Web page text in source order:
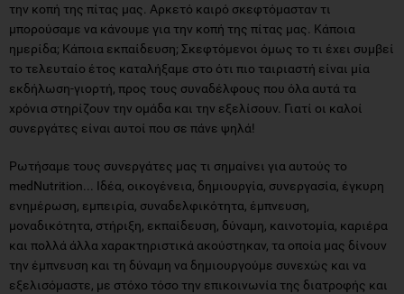
την κοπή της πίτας μας. Αρκετό καιρό σκεφτόμασταν τι
μπορούσαμε να κάνουμε για την κοπή της πίτας μας. Κάποια
ημερίδα; Κάποια εκπαίδευση; Σκεφτόμενοι όμως το τι έχει συμβεί
το τελευταίο έτος καταλήξαμε στο ότι πιο ταιριαστή είναι μία
εκδήλωση-γιορτή, προς τους συναδέλφους που όλα αυτά τα
χρόνια στηρίζουν την ομάδα και την εξελίσουν. Γιατί οι καλοί
συνεργάτες είναι αυτοί που σε πάνε ψηλά!
Ρωτήσαμε τους συνεργάτες μας τι σημαίνει για αυτούς το
medNutrition... Ιδέα, οικογένεια, δημιουργία, συνεργασία, έγκυρη
ενημέρωση, εμπειρία, συναδελφικότητα, έμπνευση,
μοναδικότητα, στήριξη, εκπαίδευση, δύναμη, καινοτομία, καριέρα
και πολλά άλλα χαρακτηριστικά ακούστηκαν, τα οποία μας δίνουν
την έμπνευση και τη δύναμη να δημιουργούμε συνεχώς και να
εξελισόμαστε, με στόχο τόσο την επικοινωνία της διατροφής και